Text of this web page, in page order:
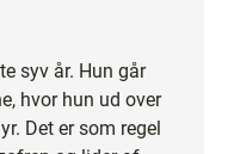
syv år. Hun går
hvor hun ud over
Det er som regel